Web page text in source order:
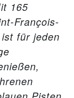
165
François-
für jeden